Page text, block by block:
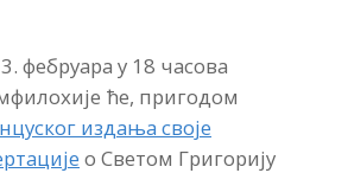
фебруара у 18 часова
ће, пригодом
издања своје
о Светом Григорију